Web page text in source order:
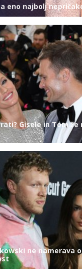
eno najbolj
Gisele in Tom že
ne namerava